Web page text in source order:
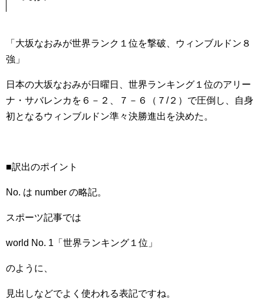
「大坂なおみが世界ランク１位を撃破、ウィンブルドン８
強」
日本の大坂なおみが日曜日、世界ランキング１位のアリー
ナ・サバレンカを６－２、７－６（７/２）で圧倒し、自身
初となるウィンブルドン準々決勝進出を決めた。
■訳出のポイント
No. は number の略記。
スポーツ記事では
world No. 1「世界ランキング１位」
のように、
見出しなどでよく使われる表記ですね。